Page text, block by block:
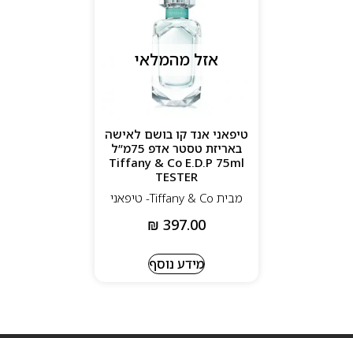
אזל מהמלאי
טיפאני אנד קו בושם לאישה
באריזת טסטר אדפ 75מ”ל
Tiffany & Co E.D.P 75ml
TESTER
מבית Tiffany & Co- טיפאני
₪ 397.00
מידע נוסף